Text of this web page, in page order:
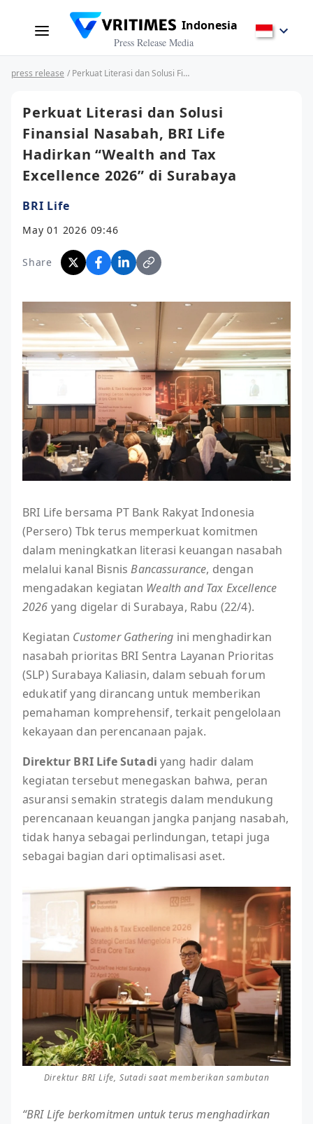
Indonesia
Press Release Media
press release / Perkuat Literasi dan Solusi Finansial Nasabah, BRI Life Hadirkan “Wealth and Tax Excellence 2026” di Surabaya
Perkuat Literasi dan Solusi
Finansial Nasabah, BRI Life
Hadirkan “Wealth and Tax
Excellence 2026” di Surabaya
BRI Life
May 01 2026 09:46
Share
BRI Life bersama PT Bank Rakyat Indonesia
(Persero) Tbk terus memperkuat komitmen
dalam meningkatkan literasi keuangan nasabah
melalui kanal BisnisBancassurance, dengan
mengadakan kegiatan Wealth and Tax Excellence
2026 yang digelar di Surabaya, Rabu (22/4).
Kegiatan Customer Gathering ini menghadirkan
nasabah prioritas BRI Sentra Layanan Prioritas
(SLP) Surabaya Kaliasin, dalam sebuah forum
edukatif yang dirancang untuk memberikan
pemahaman komprehensif, terkait pengelolaan
kekayaan dan perencanaan pajak.
Direktur BRI Life Sutadi yang hadir dalam
kegiatan tersebut menegaskan bahwa, peran
asuransi semakin strategis dalam mendukung
perencanaan keuangan jangka panjang nasabah,
tidak hanya sebagai perlindungan, tetapi juga
sebagai bagian dari optimalisasi aset.
Direktur BRI Life, Sutadi saat memberikan sambutan
“BRI Life berkomitmen untuk terus menghadirkan